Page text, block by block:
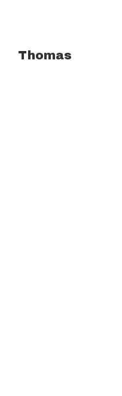
Thomas